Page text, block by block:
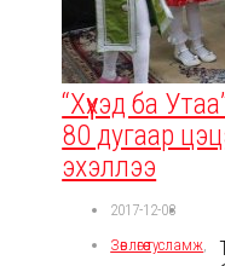
“Хүүхэд ба
80 дугаар
эхэллээ
2017-12-08
Зөвлөгөө тусламж,